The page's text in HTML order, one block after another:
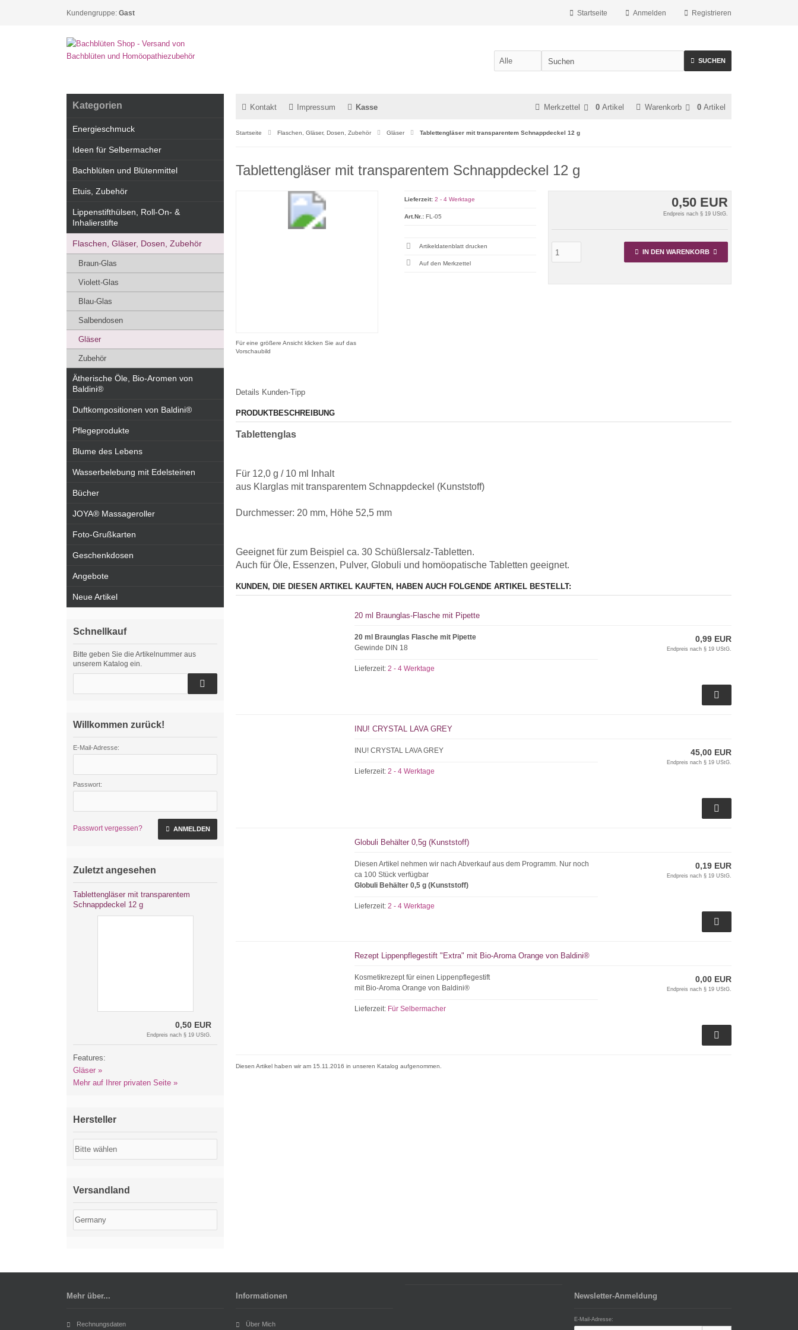
Kundengruppe: Gast Registrieren
Anmelden
Startseite
SUCHEN
Kontakt Impressum Kasse Warenkorb 0 Artikel
Merkzettel 0 Artikel
Startseite Flaschen, Gläser, Dosen, Zubehör Gläser Tablettengläser mit transparentem Schnappdeckel 12 g
Tablettengläser mit transparentem Schnappdeckel 12 g
Für eine größere Ansicht klicken Sie auf das
Vorschaubild
0,50 EUR
Endpreis nach § 19 UStG.
IN DEN WARENKORB
Lieferzeit: 2 - 4 Werktage
Art.Nr.: FL-05
Artikeldatenblatt drucken
Details Kunden-Tipp
PRODUKTBESCHREIBUNG
Tablettenglas
Für 12,0 g / 10 ml Inhalt
aus Klarglas mit transparentem Schnappdeckel (Kunststoff)
Durchmesser: 20 mm, Höhe 52,5 mm
Geeignet für zum Beispiel ca. 30 Schüßlersalz-Tabletten.
Auch für Öle, Essenzen, Pulver, Globuli und homöopatische Tabletten geeignet.
KUNDEN, DIE DIESEN ARTIKEL KAUFTEN, HABEN AUCH FOLGENDE ARTIKEL BESTELLT:
20 ml Braunglas-Flasche mit Pipette
20 ml Braunglas Flasche mit Pipette
Gewinde DIN 18
Lieferzeit:2 - 4 Werktage
0,99 EUR
Endpreis nach § 19 UStG.
INU! CRYSTAL LAVA GREY
INU! CRYSTAL LAVA GREY
Lieferzeit:2 - 4 Werktage
45,00 EUR
Endpreis nach § 19 UStG.
Globuli Behälter 0,5g (Kunststoff)
Diesen Artikel nehmen wir nach Abverkauf aus dem Programm. Nur noch
ca 100 Stück verfügbar
Globuli Behälter 0,5 g (Kunststoff)
Lieferzeit:2 - 4 Werktage
0,19 EUR
Endpreis nach § 19 UStG.
Rezept Lippenpflegestift "Extra" mit Bio-Aroma Orange von Baldini®
Kosmetikrezept für einen Lippenpflegestift
mit Bio-Aroma Orange von Baldini®
Lieferzeit: Für Selbermacher
0,00 EUR
Endpreis nach § 19 UStG.
Diesen Artikel haben wir am 15.11.2016 in unseren Katalog aufgenommen.
Kategorien
Energieschmuck
Ideen für Selbermacher
Bachblüten und Blütenmittel
Etuis, Zubehör
Lippenstifthülsen, Roll-On- &
Inhalierstifte
Flaschen, Gläser, Dosen, Zubehör
Braun-Glas
Violett-Glas
Blau-Glas
Salbendosen
Gläser
Zubehör
Ätherische Öle, Bio-Aromen von
Baldini®
Duftkompositionen von Baldini®
Pflegeprodukte
Blume des Lebens
Wasserbelebung mit Edelsteinen
Bücher
JOYA® Massageroller
Foto-Grußkarten
Geschenkdosen
Angebote
Neue Artikel
Schnellkauf
Bitte geben Sie die Artikelnummer aus
unserem Katalog ein.
Willkommen zurück!
E-Mail-Adresse:
Passwort:
Passwort vergessen? ANMELDEN
Zuletzt angesehen
Tablettengläser mit transparentem
Schnappdeckel 12 g
0,50 EUR
Endpreis nach § 19 UStG.
Features:
Gläser »
Mehr auf Ihrer privaten Seite »
Hersteller
Versandland
Mehr über...
Rechnungsdaten
Informationen
Über Mich
Newsletter-Anmeldung
E-Mail-Adresse: